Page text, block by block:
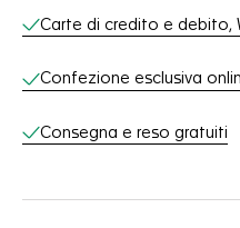
Carte di credito e debito,
Confezione esclusiva
Consegna e reso gratuiti